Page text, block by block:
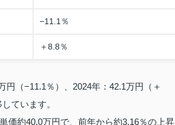
−11.1％
＋8.8％
円（−11.1％）、2024年：42.1万円（＋
ています。
価約40.0万円で、前年から約3.16％の上昇